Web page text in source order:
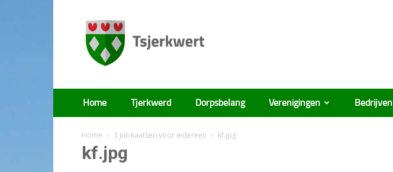
Tsjerkwert
Home Tjerkwerd Dorpsbelang Verenigingen Bedrijven
Home 3 Juli kaatsen voor iedereen kf.jpg
kf.jpg